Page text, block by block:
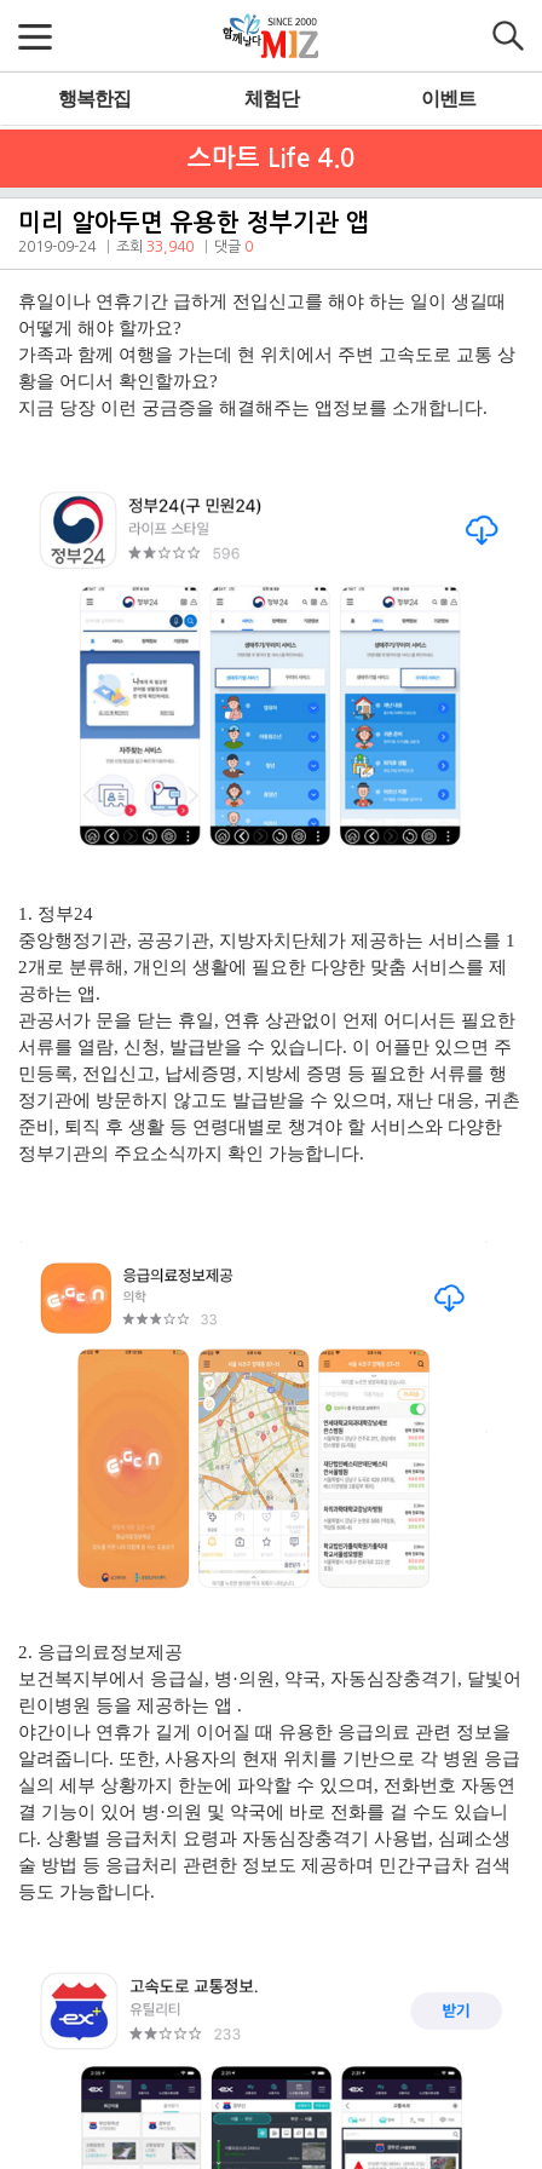
행복한집 체험단 이벤트
스마트 Life 4.0
미리 알아두면 유용한 정부기관 앱
2019-09-24 조회 33,940 댓글 0
휴일이나 연휴기간 급하게 전입신고를 해야 하는 일이 생길때
어떻게 해야 할까요?
가족과 함께 여행을 가는데 현 위치에서 주변 고속도로 교통 상
황을 어디서 확인할까요?
지금 당장 이런 궁금증을 해결해주는 앱정보를 소개합니다.
1. 정부24
중앙행정기관, 공공기관, 지방자치단체가 제공하는 서비스를 1
2개로 분류해, 개인의 생활에 필요한 다양한 맞춤 서비스를 제
공하는 앱.
관공서가 문을 닫는 휴일, 연휴 상관없이 언제 어디서든 필요한
서류를 열람, 신청, 발급받을 수 있습니다. 이 어플만 있으면 주
민등록, 전입신고, 납세증명, 지방세 증명 등 필요한 서류를 행
정기관에 방문하지 않고도 발급받을 수 있으며, 재난 대응, 귀촌
준비, 퇴직 후 생활 등 연령대별로 챙겨야 할 서비스와 다양한
정부기관의 주요소식까지 확인 가능합니다.
2. 응급의료정보제공
보건복지부에서 응급실, 병·의원, 약국, 자동심장충격기, 달빛어
린이병원 등을 제공하는 앱 .
야간이나 연휴가 길게 이어질 때 유용한 응급의료 관련 정보을
알려줍니다. 또한, 사용자의 현재 위치를 기반으로 각 병원 응급
실의 세부 상황까지 한눈에 파악할 수 있으며, 전화번호 자동연
결 기능이 있어 병·의원 및 약국에 바로 전화를 걸 수도 있습니
다. 상황별 응급처치 요령과 자동심장충격기 사용법, 심폐소생
술 방법 등 응급처리 관련한 정보도 제공하며 민간구급차 검색
등도 가능합니다.